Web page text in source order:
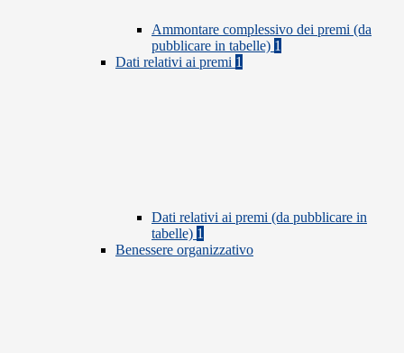
Ammontare complessivo dei premi (da
pubblicare in tabelle) 1
Dati relativi ai premi 1
Dati relativi ai premi (da pubblicare in
tabelle) 1
Benessere organizzativo